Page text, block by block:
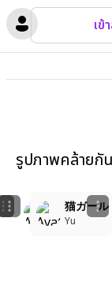
เข้
รูปภาพคล้ายกัน
✧*꒰ঌ かれん
親友✨️
かな🦊
猫ガール
Yu